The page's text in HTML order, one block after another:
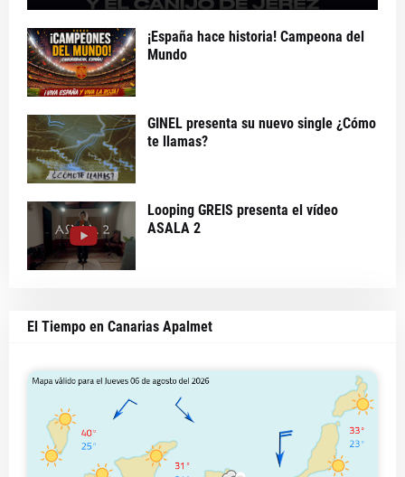
¡España hace historia! Campeona del
Mundo
GINEL presenta su nuevo single ¿Cómo
te llamas?
Looping GREIS presenta el vídeo
ASALA 2
El Tiempo en Canarias Apalmet